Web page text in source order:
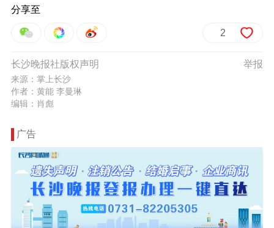
分享至
2
举报
长沙晚报社版权声明
来源：掌上长沙
作者：黄能 李曼琳
编辑：肖彪
广告